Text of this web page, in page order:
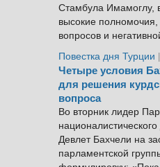
Стамбула Имамоглу,
высокие
вопросов и
Повестка дня Турции
Четыре условия
для решения
вопроса
Во вторник лидер
Девлет Бахчели на
парламентской